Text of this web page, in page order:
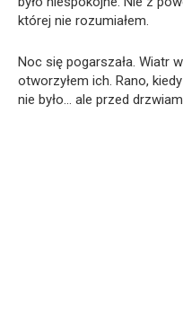
której nie rozumiałem.
Noc się pogarszała. Wiatr
otworzyłem ich. Rano,
nie było… ale przed